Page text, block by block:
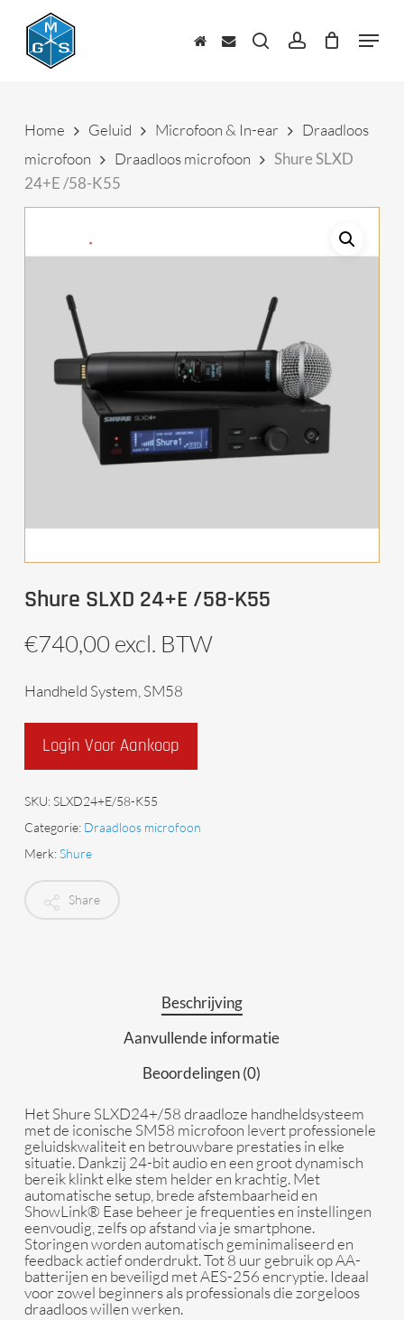
content
zoekenaccount Menu
Home Geluid Microfoon & In-ear
Draadloos
microfoon
Draadloos microfoon
Shure SLXD
24+E /58-K55
Shure SLXD 24+E /58-K55
€740,00 excl. BTW
Handheld System, SM58
Login Voor Aankoop
SKU:SLXD24+E/58-K55
Categorie: Draadloos microfoon
Merk:Shure
Share
Beschrijving
Aanvullende informatie
Beoordelingen (0)
Het Shure SLXD24+/58 draadloze handheldsysteem
met de iconische SM58 microfoon levert professionele
geluidskwaliteit en betrouwbare prestaties in elke
situatie. Dankzij 24-bit audio en een groot dynamisch
bereik klinkt elke stem helder en krachtig. Met
automatische setup, brede afstembaarheid en
ShowLink® Ease beheer je frequenties en instellingen
eenvoudig, zelfs op afstand via je smartphone.
Storingen worden automatisch geminimaliseerd en
feedback actief onderdrukt. Tot 8 uur gebruik op AA-
batterijen en beveiligd met AES-256 encryptie. Ideaal
voor zowel beginners als professionals die zorgeloos
draadloos willen werken.